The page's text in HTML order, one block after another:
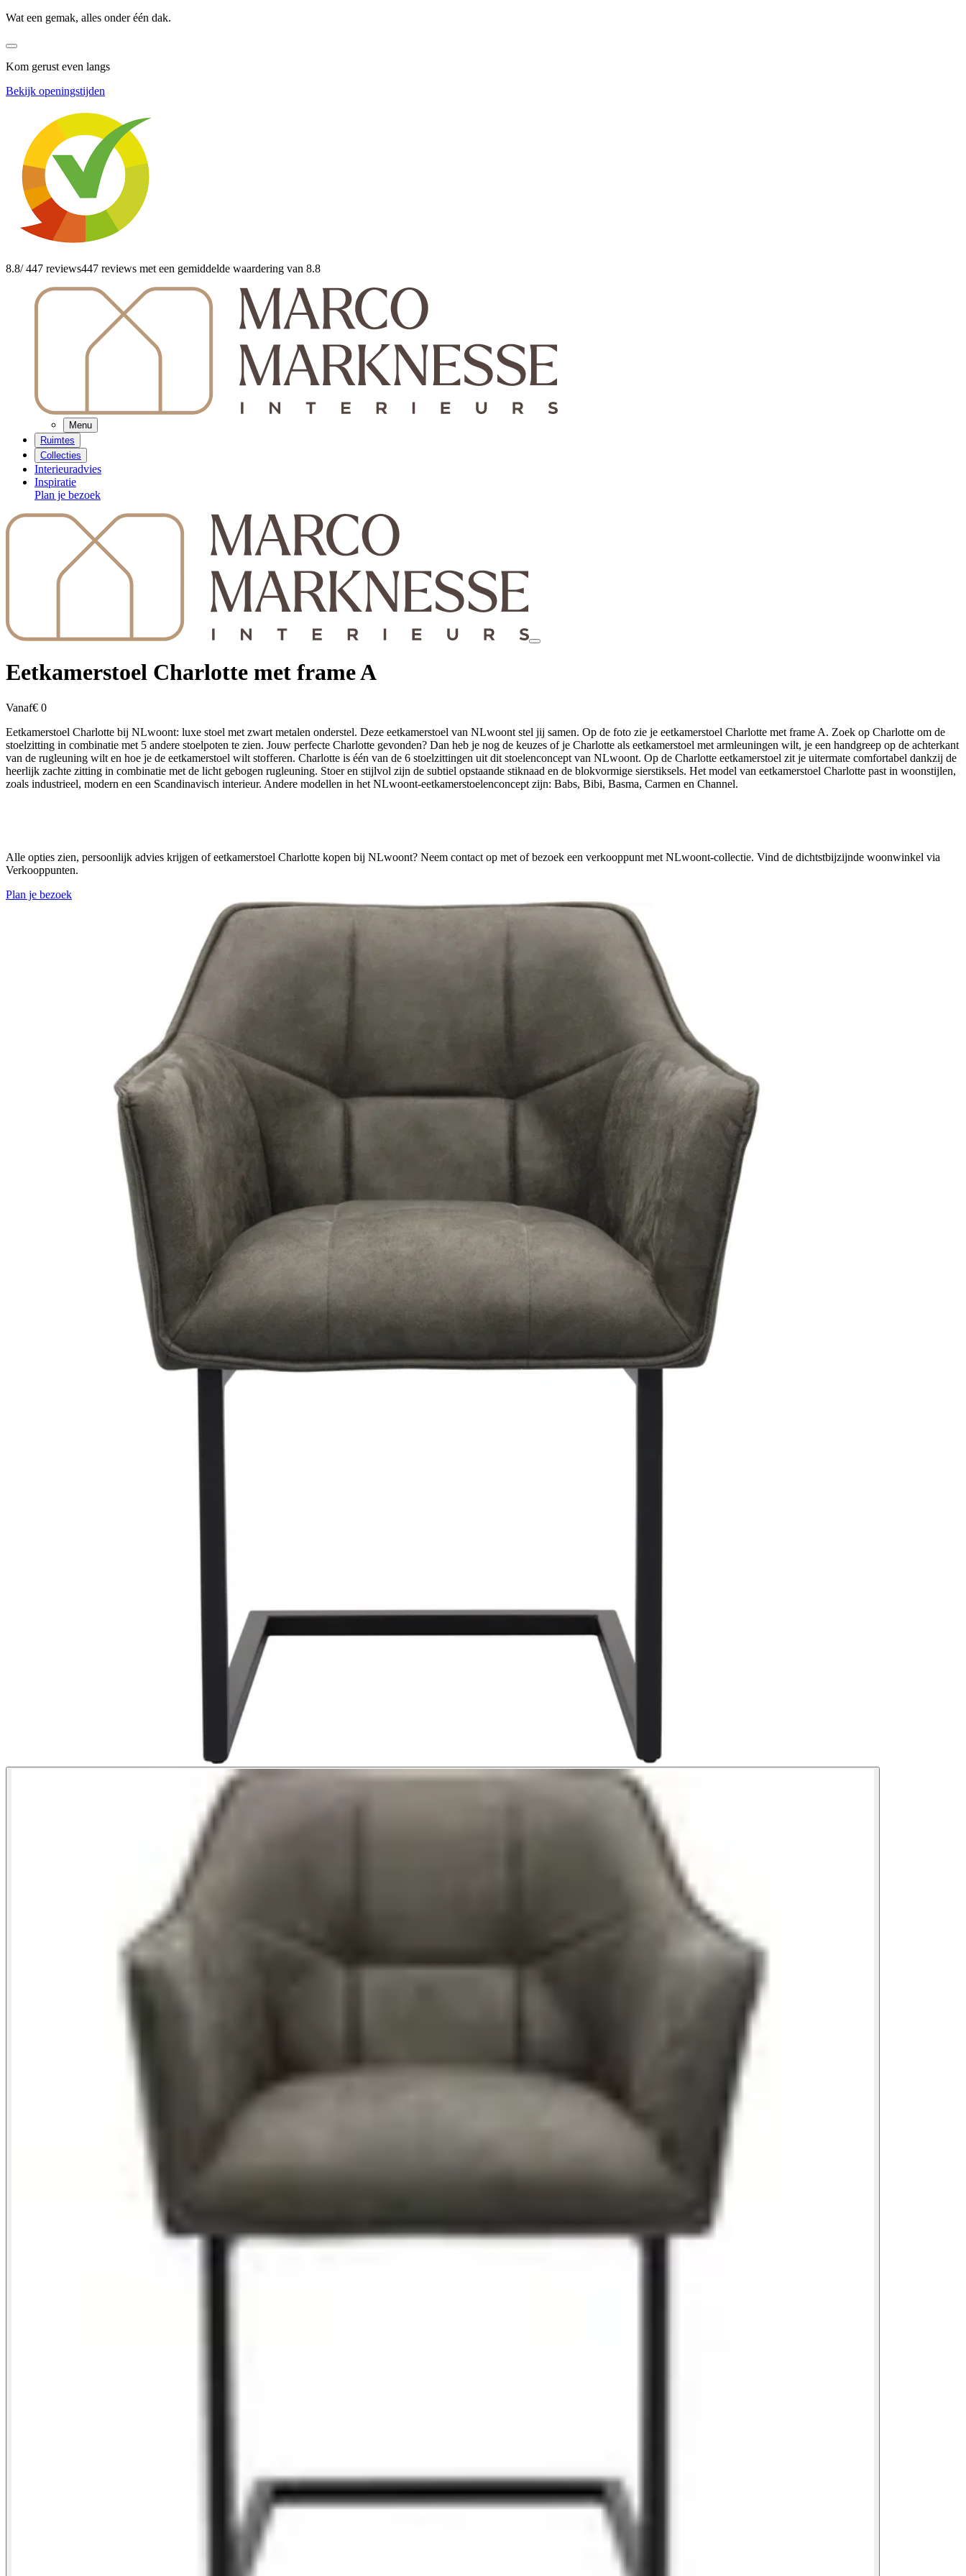
Wat een gemak, alles onder één dak.
Kom gerust even langs
Bekijk openingstijden
8.8/ 447 reviews447 reviews met een gemiddelde waardering van 8.8
Menu
Ruimtes
Collecties
Interieuradvies
Inspiratie
Plan je bezoek
Eetkamerstoel Charlotte met frame A
Vanaf€ 0
Eetkamerstoel Charlotte bij NLwoont: luxe stoel met zwart metalen onderstel. Deze eetkamerstoel van NLwoont stel jij samen. Op de foto zie je eetkamerstoel Charlotte met frame A. Zoek op Charlotte om de
stoelzitting in combinatie met 5 andere stoelpoten te zien. Jouw perfecte Charlotte gevonden? Dan heb je nog de keuzes of je Charlotte als eetkamerstoel met armleuningen wilt, je een handgreep op de achterkant
van de rugleuning wilt en hoe je de eetkamerstoel wilt stofferen. Charlotte is één van de 6 stoelzittingen uit dit stoelenconcept van NLwoont. Op de Charlotte eetkamerstoel zit je uitermate comfortabel dankzij de
heerlijk zachte zitting in combinatie met de licht gebogen rugleuning. Stoer en stijlvol zijn de subtiel opstaande stiknaad en de blokvormige sierstiksels. Het model van eetkamerstoel Charlotte past in woonstijlen,
zoals industrieel, modern en een Scandinavisch interieur. Andere modellen in het NLwoont-eetkamerstoelenconcept zijn: Babs, Bibi, Basma, Carmen en Channel.
Alle opties zien, persoonlijk advies krijgen of eetkamerstoel Charlotte kopen bij NLwoont? Neem contact op met of bezoek een verkooppunt met NLwoont-collectie. Vind de dichtstbijzijnde woonwinkel via
Verkooppunten.
Plan je bezoek